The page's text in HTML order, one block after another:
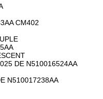
CM402
DE N510016524AA
N510017238AA